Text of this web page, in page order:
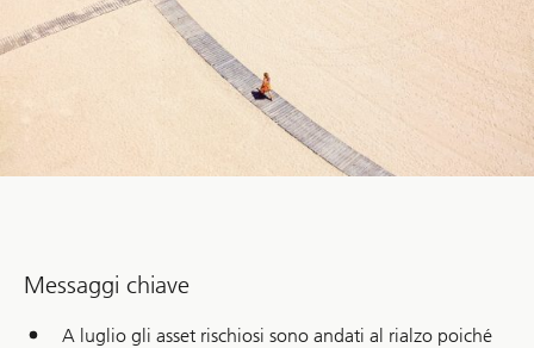
Messaggi chiave
A luglio gli asset rischiosi sono andati al rialzo poiché